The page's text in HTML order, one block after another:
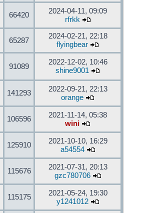
66420
2024-04-11, 09:09
rfrkk
65287
2024-02-21, 22:18
flyingbear
91089
2022-12-02, 10:46
shine9001
141293
2022-09-21, 22:13
orange
106596
2021-11-14, 05:38
wini
125910
2021-10-10, 16:29
a54554
115676
2021-07-31, 20:13
gzc780706
115175
2021-05-24, 19:30
y1241012